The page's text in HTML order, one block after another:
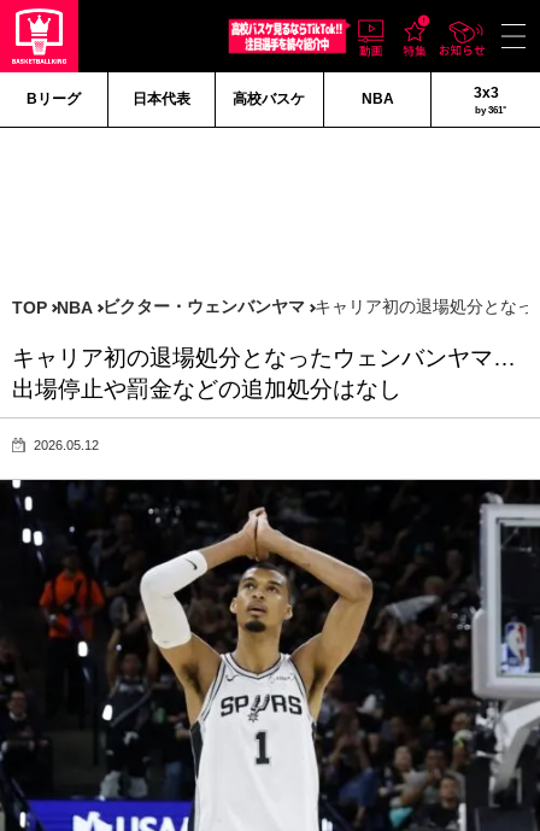
Bリーグ 日本代表 高校バスケ NBA 3x3
by 361°
TOP NBA ビクター・ウェンバンヤマ キャリア初の退場処分とな
キャリア初の退場処分となったウェンバンヤマ…
出場停止や罰金などの追加処分はなし
2026.05.12